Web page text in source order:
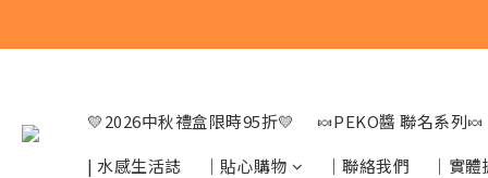
💛2026中秋禮盒限時95折💛
🍬PEKO醬 聯名系列🍬
| 水感生活誌
｜貼心購物 ｜聯絡我們 ｜實